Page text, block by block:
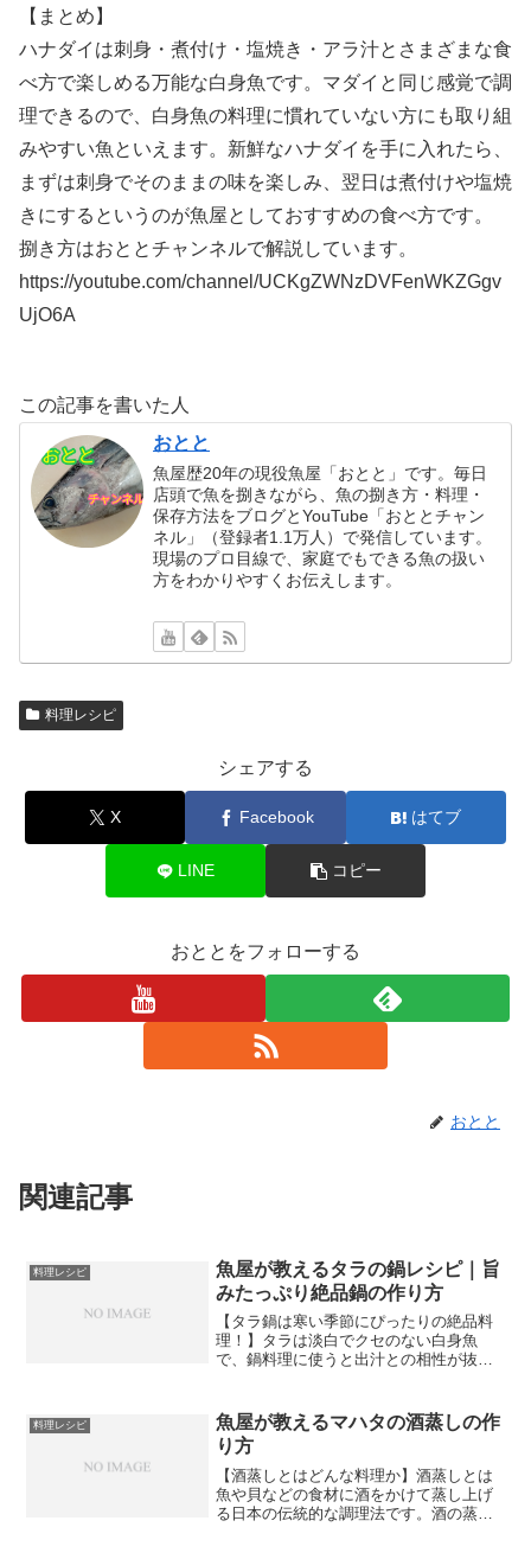
【まとめ】
ハナダイは刺身・煮付け・塩焼き・アラ汁とさまざまな食
べ方で楽しめる万能な白身魚です。マダイと同じ感覚で調
理できるので、白身魚の料理に慣れていない方にも取り組
みやすい魚といえます。新鮮なハナダイを手に入れたら、
まずは刺身でそのままの味を楽しみ、翌日は煮付けや塩焼
きにするというのが魚屋としておすすめの食べ方です。
捌き方はおととチャンネルで解説しています。
https://youtube.com/channel/UCKgZWNzDVFenWKZGgv
UjO6A
この記事を書いた人
おとと
魚屋歴20年の現役魚屋「おとと」です。毎日
店頭で魚を捌きながら、魚の捌き方・料理・
保存方法をブログとYouTube「おととチャン
ネル」（登録者1.1万人）で発信しています。
現場のプロ目線で、家庭でもできる魚の扱い
方をわかりやすくお伝えします。
料理レシピ
シェアする
X Facebook はてブ
LINE コピー
おととをフォローする
おとと
関連記事
料理レシピ
魚屋が教えるタラの鍋レシピ｜旨
みたっぷり絶品鍋の作り方
【タラ鍋は寒い季節にぴったりの絶品料
理！】タラは淡白でクセのない白身魚
で、鍋料理に使うと出汁との相性が抜群
まりません。タラ鍋は家族みんなで囲め
る温かい料理で、野菜もたっ...
料理レシピ
魚屋が教えるマハタの酒蒸しの作
り方
【酒蒸しとはどんな料理か】酒蒸しとは
魚や貝などの食材に酒をかけて蒸し上げ
る日本の伝統的な調理法です。酒の蒸気